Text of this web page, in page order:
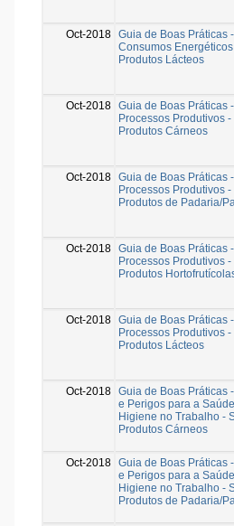
Oct-2018 Guia de Boas Práticas
Consumos
Produtos Lácteos
Oct-2018 Guia de Boas Práticas
Processos Produtivos
Produtos Cárneos
Oct-2018 Guia de Boas Práticas
Processos Produtivos
Produtos de Padaria/
Oct-2018 Guia de Boas Práticas
Processos Produtivos
Produtos
Oct-2018 Guia de Boas Práticas
Processos Produtivos
Produtos Lácteos
Oct-2018 Guia de Boas Práticas
e Perigos para a
Higiene no Trabalho -
Produtos Cárneos
Oct-2018 Guia de Boas Práticas
e Perigos para a
Higiene no Trabalho -
Produtos de Padaria/